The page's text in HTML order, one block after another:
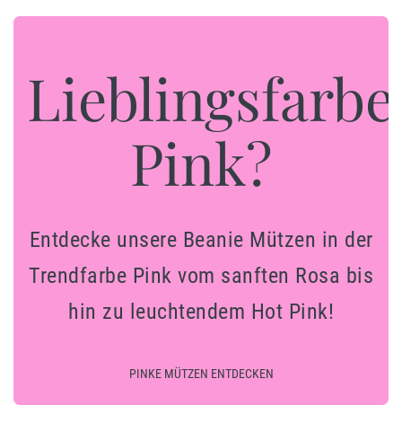
Lieblingsfarbe
Pink?
Entdecke unsere Beanie Mützen in der
Trendfarbe Pink vom sanften Rosa bis
hin zu leuchtendem Hot Pink!
PINKE MÜTZEN ENTDECKEN